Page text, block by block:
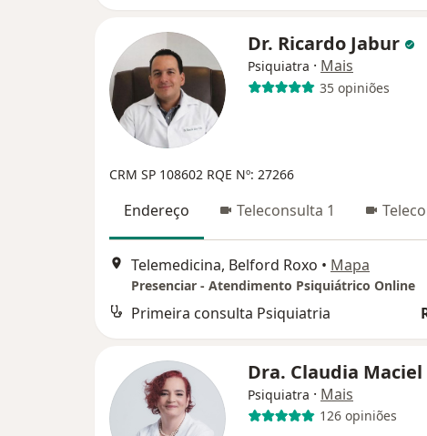
Dr. Ricardo Jabur
Psiquiatra · Mais
35 opiniões
CRM SP 108602 RQE Nº: 27266
Endereço Teleconsulta 1
Telemedicina, Belford Roxo • Mapa
Presenciar - Atendimento Psiquiátrico Online
Primeira consulta Psiquiatria
Dra. Claudia Maciel
Psiquiatra · Mais
126 opiniões